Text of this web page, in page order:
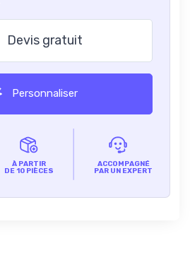
Devis gratuit
Personnaliser
À PARTIR
DE 10 PIÈCES
ACCOMPAGNÉ
PAR UN EXPERT